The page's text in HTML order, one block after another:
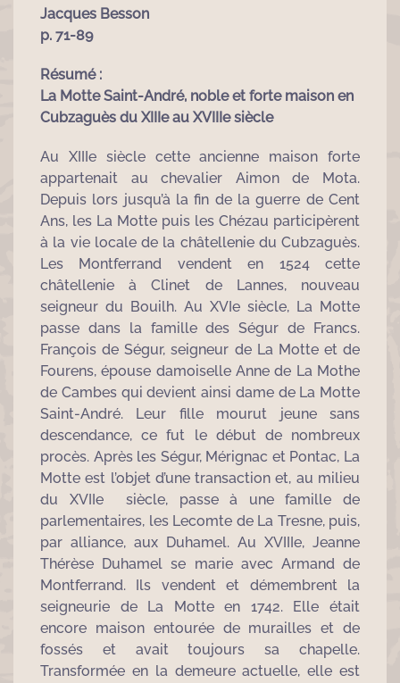
Jacques Besson
p. 71-89
Résumé :
La Motte Saint-André, noble et forte maison en
Cubzaguès du XIIIe au XVIIIe siècle
Au XIIIe siècle cette ancienne maison forte
appartenait au chevalier Aimon de Mota.
Depuis lors jusqu’à la fin de la guerre de Cent
Ans, les La Motte puis les Chézau participèrent
à la vie locale de la châtellenie du Cubzaguès.
Les Montferrand vendent en 1524 cette
châtellenie à Clinet de Lannes, nouveau
seigneur du Bouilh. Au XVIe siècle, La Motte
passe dans la famille des Ségur de Francs.
François de Ségur, seigneur de La Motte et de
Fourens, épouse damoiselle Anne de La Mothe
de Cambes qui devient ainsi dame de La Motte
Saint-André. Leur fille mourut jeune sans
descendance, ce fut le début de nombreux
procès. Après les Ségur, Mérignac et Pontac, La
Motte est l’objet d’une transaction et, au milieu
du XVIIe siècle, passe à une famille de
parlementaires, les Lecomte de La Tresne, puis,
par alliance, aux Duhamel. Au XVIIIe, Jeanne
Thérèse Duhamel se marie avec Armand de
Montferrand. Ils vendent et démembrent la
seigneurie de La Motte en 1742. Elle était
encore maison entourée de murailles et de
fossés et avait toujours sa chapelle.
Transformée en la demeure actuelle, elle est